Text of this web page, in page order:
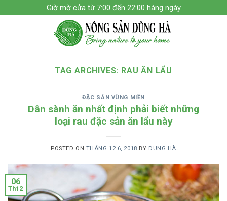
to
Giờ mờ cửa từ 7:00 đến 22:00 hàng ngày
TAG ARCHIVES: RAU ĂN LẨU
ĐẶC SẢN VÙNG MIỀN
Dân sành ăn nhất định phải biết những
loại rau đặc sản ăn lẩu này
POSTED ON THÁNG 12 6, 2018 BY DUNG HÀ
06
Th12